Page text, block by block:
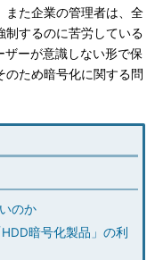
また企業の管理者は、全
制するのに苦労している
ザーが意識しない形で保
ため暗号化に関する問
のか
暗号化製品」の利